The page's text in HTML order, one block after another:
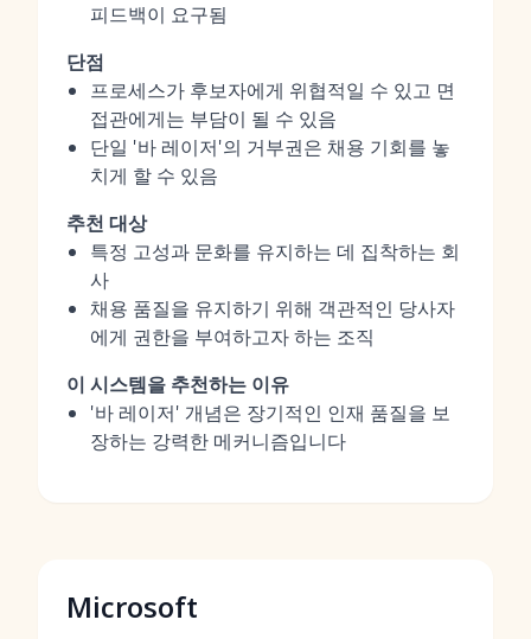
피드백이 요구됨
단점
프로세스가 후보자에게 위협적일 수 있고 면
접관에게는 부담이 될 수 있음
단일 '바 레이저'의 거부권은 채용 기회를 놓
치게 할 수 있음
추천 대상
특정 고성과 문화를 유지하는 데 집착하는 회
사
채용 품질을 유지하기 위해 객관적인 당사자
에게 권한을 부여하고자 하는 조직
이 시스템을 추천하는 이유
'바 레이저' 개념은 장기적인 인재 품질을 보
장하는 강력한 메커니즘입니다
Microsoft